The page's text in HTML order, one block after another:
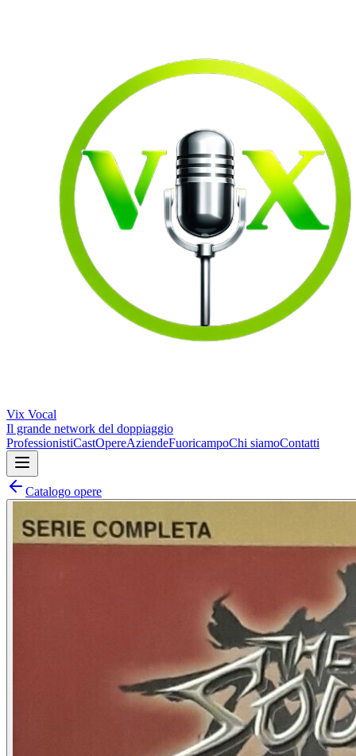
Vix Vocal
Il grande network del doppiaggio
ProfessionistiCastOpereAziendeFuoricampoChi siamoContatti
Catalogo opere